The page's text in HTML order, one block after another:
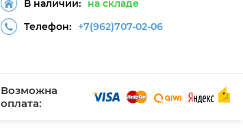
В наличии:
на складе
Телефон:
+7(962)707-02-06
Возможна
оплата: